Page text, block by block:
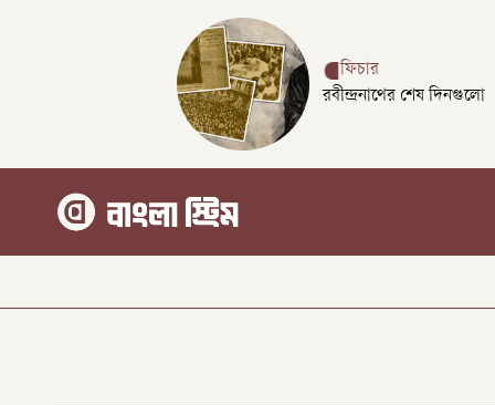
ফিচার
রবীন্দ্রনাথের শেষ দিনগুলো